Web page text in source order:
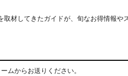
材してきたガイドが、旬なお得情報や
ムからお送りください。